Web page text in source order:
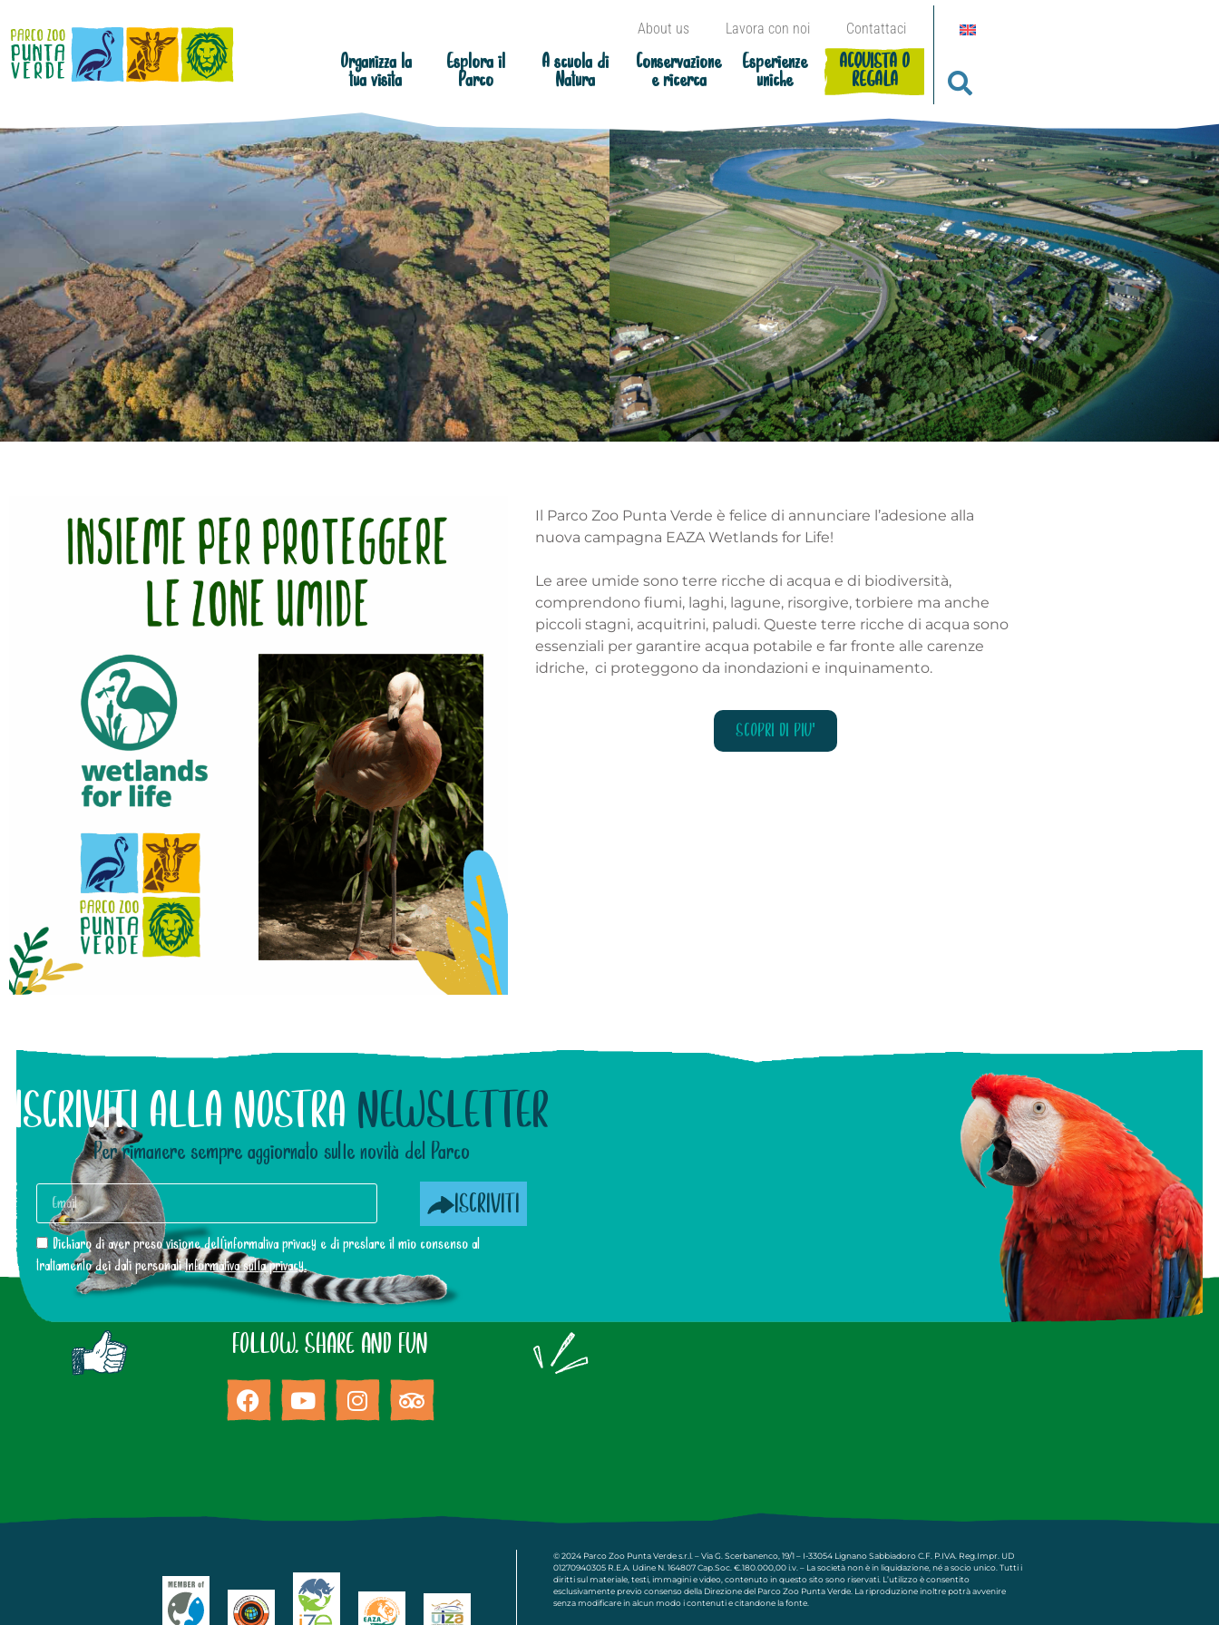
About us Lavora con noi Contattaci
Organizza la
tua visita
Esplora il
Parco
A scuola di
Natura
Conservazione
e ricerca
Esperienze
uniche
ACQUISTA O
REGALA
Il Parco Zoo Punta Verde è felice di annunciare l’adesione alla
nuova campagna EAZA Wetlands for Life!
Le aree umide sono terre ricche di acqua e di biodiversità,
comprendono fiumi, laghi, lagune, risorgive, torbiere ma anche
piccoli stagni, acquitrini, paludi. Queste terre ricche di acqua sono
essenziali per garantire acqua potabile e far fronte alle carenze
idriche, ci proteggono da inondazioni e inquinamento.
SCOPRI DI PIU'
ISCRIVITI ALLA NOSTRA NEWSLETTER
Per rimanere sempre aggiornato sulle novità del Parco
Dichiaro di aver preso visione dell’informativa privacy e di prestare il mio consenso al
trattamento dei dati personaliInformativa sulla privacy.
ISCRIVITI
FOLLOW, SHARE AND FUN
© 2024 Parco Zoo Punta Verde s.r.l. – Via G. Scerbanenco, 19/1 – I-33054 Lignano Sabbiadoro C.F. P.IVA. Reg.Impr. UD
01270940305 R.E.A. Udine N. 164807 Cap.Soc. €.180.000,00 i.v. – La società non è in liquidazione, né a socio unico. Tutti i
diritti sul materiale, testi, immagini e video, contenuto in questo sito sono riservati. L’utilizzo è consentito
esclusivamente previo consenso della Direzione del Parco Zoo Punta Verde. La riproduzione inoltre potrà avvenire
senza modificare in alcun modo i contenuti e citandone la fonte.